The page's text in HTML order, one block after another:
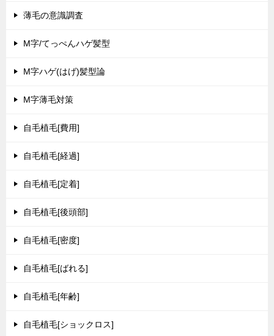
薄毛の意識調査
M字/てっぺんハゲ髪型
M字ハゲ(はげ)髪型論
M字薄毛対策
自毛植毛[費用]
自毛植毛[経過]
自毛植毛[定着]
自毛植毛[後頭部]
自毛植毛[密度]
自毛植毛[ばれる]
自毛植毛[年齢]
自毛植毛[ショックロス]